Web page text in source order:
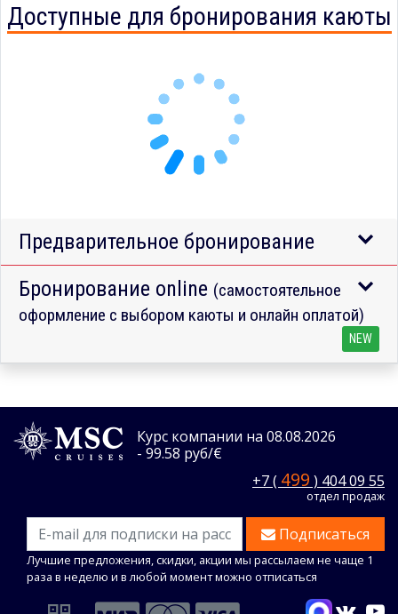
Доступные для бронирования каюты
Предварительное бронирование
Бронирование online (самостоятельное
оформление с выбором каюты и онлайн оплатой)
NEW
Курс компании на 08.08.2026
- 99.58 руб/€
+7 ( 499 ) 404 09 55
отдел продаж
Подписаться
Лучшие предложения, скидки, акции мы рассылаем не чаще 1
раза в неделю и в любой момент можно отписаться